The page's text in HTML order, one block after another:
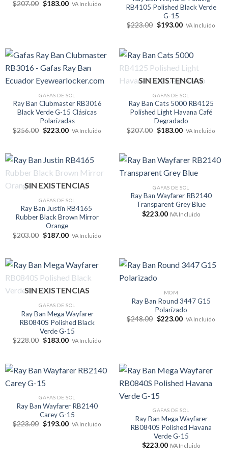
$207.00 El
$183.00ElIVA Incluido
RB4105 Polished Black Verde
G-15
$223.00 El
$223.00.
$193.00El
$193.00.
IVA Incluido
GAFAS DE SOL
Ray Ban Clubmaster RB3016
Black Verde G-15 Clásicas
Polarizadas
$256.00 El
precio
$256.00.
$223.00El
$223.00.
IVA Incluido
SIN EXISTENCIAS
GAFAS DE SOL
Ray Ban Cats 5000 RB4125
Polished Light Havana Café
Degradado
$207.00 El
precio
$207.00.
$183.00El
$183.00.
IVA Incluido
SIN EXISTENCIAS
GAFAS DE SOL
Ray Ban Justin RB4165
Rubber Black Brown Mirror
Orange
$203.00 El
$203.00.
$187.00El
$187.00.
IVA Incluido
GAFAS DE SOL
Ray Ban Wayfarer RB2140
Transparent Grey Blue
$223.00 IVA Incluido
SIN EXISTENCIAS
GAFAS DE SOL
Ray Ban Mega Wayfarer
RB0840S Polished Black
Verde G-15
$228.00 El
$228.00.
$183.00El
$183.00.
IVA Incluido
MOM
Ray Ban Round 3447 G15
Polarizado
$248.00 El
$223.00ElIVA Incluido
GAFAS DE SOL
Ray Ban Wayfarer RB2140
Carey G-15
$223.00 El
$193.00ElIVA Incluido
GAFAS DE SOL
Ray Ban Mega Wayfarer
RB0840S Polished Havana
Verde G-15
$223.00 IVA Incluido